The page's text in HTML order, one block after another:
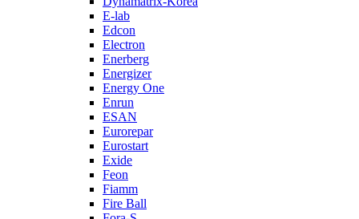
E-lab
Edcon
Electron
Enerberg
Energizer
Energy One
Enrun
ESAN
Eurorepar
Eurostart
Exide
Feon
Fiamm
Fire Ball